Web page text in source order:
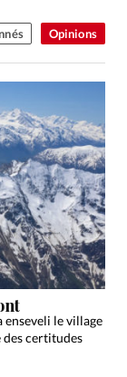
Opinions
enseveli le village
des certitudes